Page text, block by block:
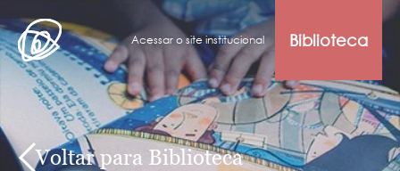
Acessar o site institucional Biblioteca
Voltar para Biblioteca